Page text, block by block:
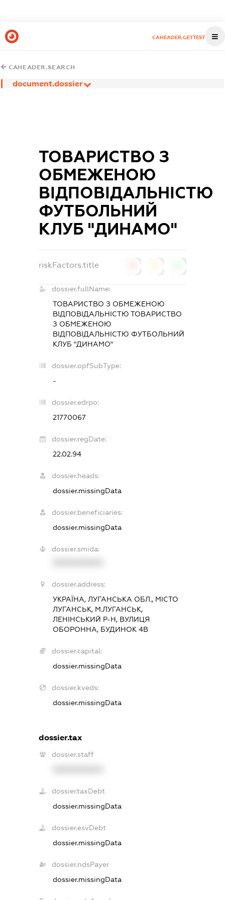
CAHEADER.GETTEST
CAHEADER.SEARCH
document.dossier
ТОВАРИСТВО З
ОБМЕЖЕНОЮ
ВІДПОВІДАЛЬНІСТЮ
ФУТБОЛЬНИЙ
КЛУБ "ДИНАМО"
riskFactors.title
dossier.fullName:
ТОВАРИСТВО З ОБМЕЖЕНОЮ
ВІДПОВІДАЛЬНІСТЮ ТОВАРИСТВО
З ОБМЕЖЕНОЮ
ВІДПОВІДАЛЬНІСТЮ ФУТБОЛЬНИЙ
КЛУБ "ДИНАМО"
dossier.opfSubType:
-
dossier.edrpo:
21770067
dossier.regDate:
22.02.94
dossier.heads:
dossier.missingData
dossier.beneficiaries:
dossier.missingData
dossier.smida:
dossier.address:
УКРАЇНА, ЛУГАНСЬКА ОБЛ., МІСТО
ЛУГАНСЬК, М.ЛУГАНСЬК,
ЛЕНІНСЬКИЙ Р-Н, ВУЛИЦЯ
ОБОРОННА, БУДИНОК 4В
dossier.capital:
dossier.missingData
dossier.kveds:
dossier.missingData
dossier.tax
dossier.staff
dossier.taxDebt
dossier.missingData
dossier.esvDebt
dossier.missingData
dossier.ndsPayer
dossier.missingData